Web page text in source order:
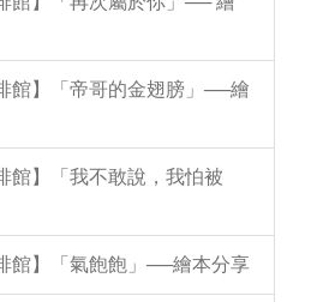
館】「帝哥的金翅膀」──繪
館】「我不敢說，我怕被
館】「氣飽飽」──繪本分享